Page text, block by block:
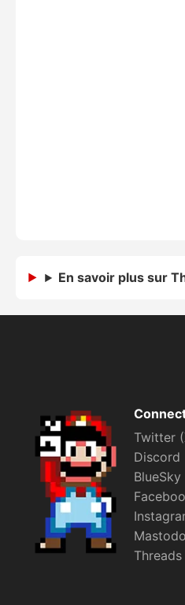
En savoir plus sur
Twitter
Discord
BlueSky
Threads